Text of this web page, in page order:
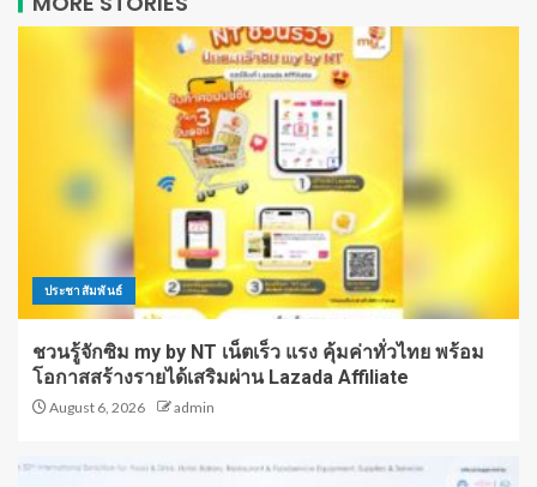
ประชาสัมพันธ์
ชวนรู้จักซิม my by NT เน็ตเร็ว แรง คุ้มค่าทั่วไทย พร้อม
โอกาสสร้างรายได้เสริมผ่าน Lazada Affiliate
August 6, 2026 admin